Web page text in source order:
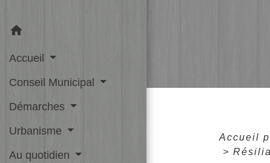
home
Accueil
Conseil Municipal
Démarches
Urbanisme
Au quotidien
Accueil
>